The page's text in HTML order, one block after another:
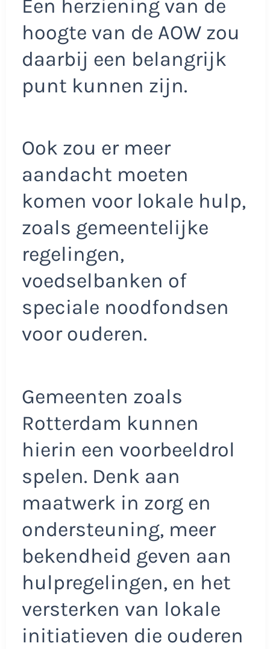
Een herziening van de
hoogte van de AOW zou
daarbij een belangrijk
punt kunnen zijn.
Ook zou er meer
aandacht moeten
komen voor lokale hulp,
zoals gemeentelijke
regelingen,
voedselbanken of
speciale noodfondsen
voor ouderen.
Gemeenten zoals
Rotterdam kunnen
hierin een voorbeeldrol
spelen. Denk aan
maatwerk in zorg en
ondersteuning, meer
bekendheid geven aan
hulpregelingen, en het
versterken van lokale
initiatieven die ouderen